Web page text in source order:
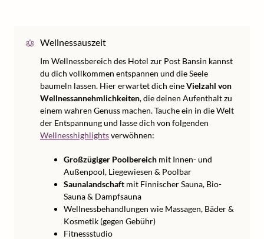
Wellnessauszeit
Im Wellnessbereich des Hotel zur Post Bansin kannst
du dich vollkommen entspannen und die Seele
baumeln lassen. Hier erwartet dich eineVielzahl von
Wellnessannehmlichkeiten, die deinen Aufenthalt zu
einem wahren Genuss machen. Tauche ein in die Welt
der Entspannung und lasse dich von folgenden
Wellnesshighlightsverwöhnen:
Großzügiger Poolbereich mit Innen- und
Außenpool, Liegewiesen & Poolbar
Saunalandschaft mit Finnischer Sauna, Bio-
Sauna & Dampfsauna
Wellnessbehandlungen wie Massagen, Bäder &
Kosmetik (gegen Gebühr)
Fitnessstudio